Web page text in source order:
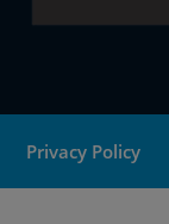
Privacy Policy